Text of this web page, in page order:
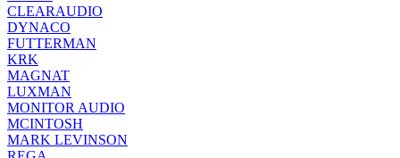
CLEARAUDIO
DYNACO
FUTTERMAN
KRK
MAGNAT
LUXMAN
MONITOR AUDIO
MCINTOSH
MARK LEVINSON